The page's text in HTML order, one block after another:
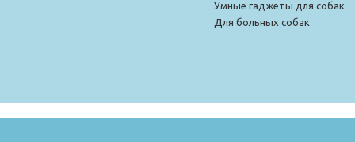
Умные гаджеты для собак
Для больных собак